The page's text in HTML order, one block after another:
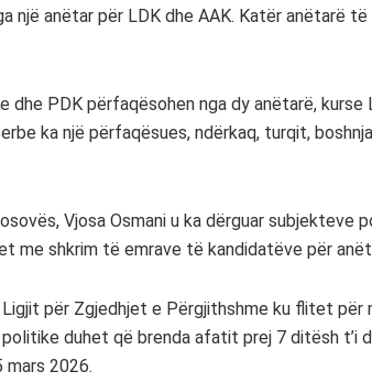
një anëtar për LDK dhe AAK. Katër anëtarë
dhe PDK përfaqësohen nga dy anëtarë, kurse
ka një përfaqësues, ndërkaq, turqit,
Vjosa Osmani u ka dërguar subjekteve
me shkrim të emrave të kandidatëve për
për Zgjedhjet e Përgjithshme ku flitet për
duhet që brenda afatit prej 7 ditësh t’i
2026.